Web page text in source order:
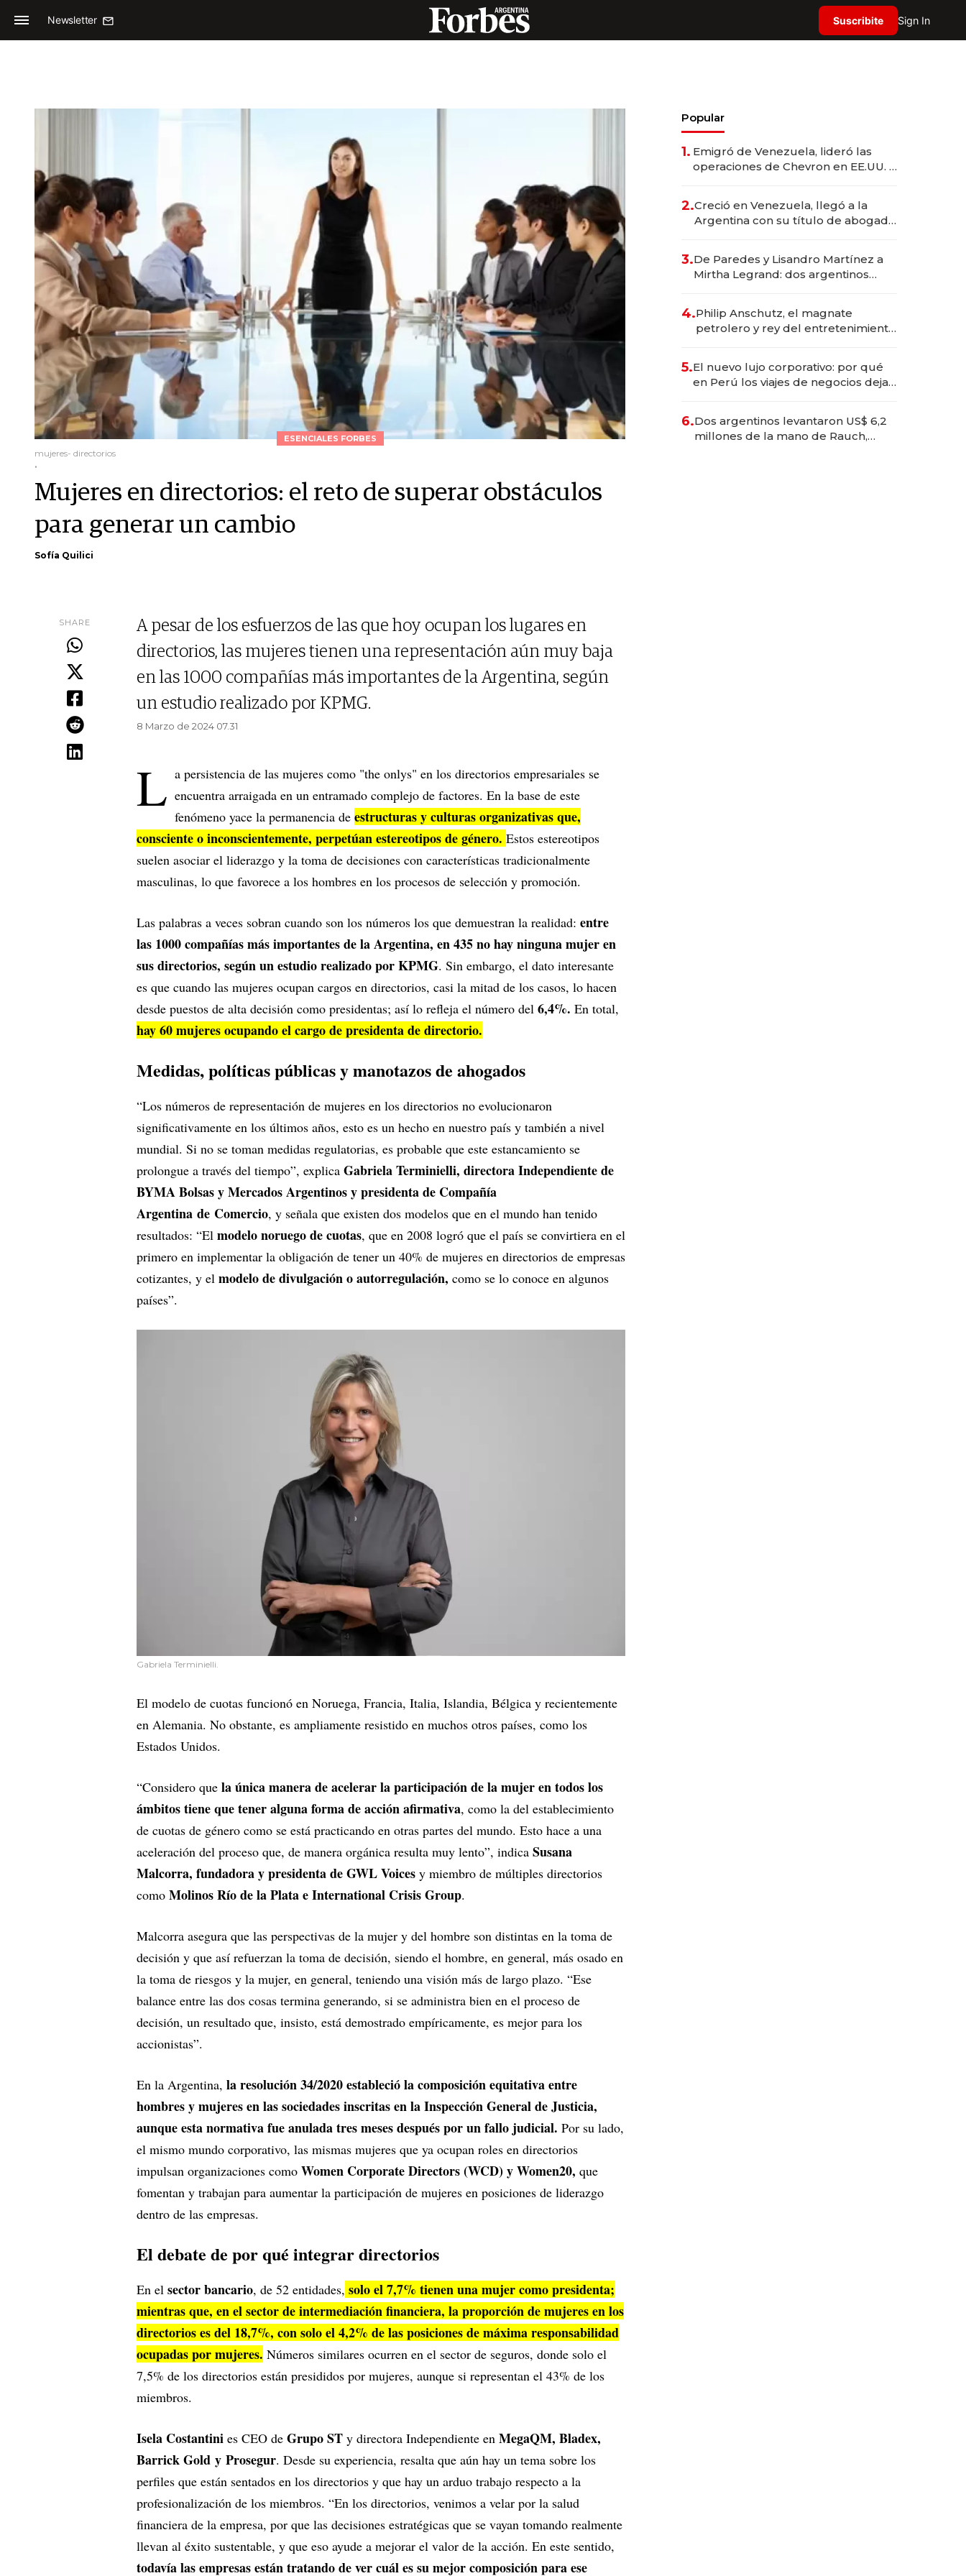
Newsletter Suscribite Sign In
ESENCIALES FORBES
mujeres- directorios
.
Mujeres en directorios: el reto de superar obstáculos
para generar un cambio
Sofía Quilici
SHARE
A pesar de los esfuerzos de las que hoy ocupan los lugares en
directorios, las mujeres tienen una representación aún muy baja
en las 1000 compañías más importantes de la Argentina, según
un estudio realizado por KPMG.
8 Marzo de 2024 07.31
L a persistencia de las mujeres como "the onlys" en los directorios empresariales se
encuentra arraigada en un entramado complejo de factores. En la base de este
fenómeno yace la permanencia de estructuras y culturas organizativas que,
consciente o inconscientemente, perpetúan estereotipos de género. Estos estereotipos
suelen asociar el liderazgo y la toma de decisiones con características tradicionalmente
masculinas, lo que favorece a los hombres en los procesos de selección y promoción.
Las palabras a veces sobran cuando son los números los que demuestran la realidad: entre
las 1000 compañías más importantes de la Argentina, en 435 no hay ninguna mujer en
sus directorios, según un estudio realizado por KPMG. Sin embargo, el dato interesante
es que cuando las mujeres ocupan cargos en directorios, casi la mitad de los casos, lo hacen
desde puestos de alta decisión como presidentas; así lo refleja el número del 6,4%. En total,
hay 60 mujeres ocupando el cargo de presidenta de directorio.
Medidas, políticas públicas y manotazos de ahogados
“Los números de representación de mujeres en los directorios no evolucionaron
significativamente en los últimos años, esto es un hecho en nuestro país y también a nivel
mundial. Si no se toman medidas regulatorias, es probable que este estancamiento se
prolongue a través del tiempo”, explica Gabriela Terminielli, directora Independiente de
BYMA Bolsas y Mercados Argentinos y presidenta de Compañía
Argentina de Comercio, y señala que existen dos modelos que en el mundo han tenido
resultados: “El modelo noruego de cuotas, que en 2008 logró que el país se convirtiera en el
primero en implementar la obligación de tener un 40% de mujeres en directorios de empresas
cotizantes, y el modelo de divulgación o autorregulación, como se lo conoce en algunos
países”.
Gabriela Terminielli.
El modelo de cuotas funcionó en Noruega, Francia, Italia, Islandia, Bélgica y recientemente
en Alemania. No obstante, es ampliamente resistido en muchos otros países, como los
Estados Unidos.
“Considero que la única manera de acelerar la participación de la mujer en todos los
ámbitos tiene que tener alguna forma de acción afirmativa, como la del establecimiento
de cuotas de género como se está practicando en otras partes del mundo. Esto hace a una
aceleración del proceso que, de manera orgánica resulta muy lento”, indica Susana
Malcorra, fundadora y presidenta de GWL Voices y miembro de múltiples directorios
como Molinos Río de la Plata e International Crisis Group.
Malcorra asegura que las perspectivas de la mujer y del hombre son distintas en la toma de
decisión y que así refuerzan la toma de decisión, siendo el hombre, en general, más osado en
la toma de riesgos y la mujer, en general, teniendo una visión más de largo plazo. “Ese
balance entre las dos cosas termina generando, si se administra bien en el proceso de
decisión, un resultado que, insisto, está demostrado empíricamente, es mejor para los
accionistas”.
En la Argentina, la resolución 34/2020 estableció la composición equitativa entre
hombres y mujeres en las sociedades inscritas en la Inspección General de Justicia,
aunque esta normativa fue anulada tres meses después por un fallo judicial. Por su lado,
el mismo mundo corporativo, las mismas mujeres que ya ocupan roles en directorios
impulsan organizaciones como Women Corporate Directors (WCD) y Women20, que
fomentan y trabajan para aumentar la participación de mujeres en posiciones de liderazgo
dentro de las empresas.
El debate de por qué integrar directorios
En el sector bancario, de 52 entidades, solo el 7,7% tienen una mujer como presidenta;
mientras que, en el sector de intermediación financiera, la proporción de mujeres en los
directorios es del 18,7%, con solo el 4,2% de las posiciones de máxima responsabilidad
ocupadas por mujeres. Números similares ocurren en el sector de seguros, donde solo el
7,5% de los directorios están presididos por mujeres, aunque si representan el 43% de los
miembros.
Isela Costantini es CEO de Grupo ST y directora Independiente en MegaQM, Bladex,
Barrick Gold y Prosegur. Desde su experiencia, resalta que aún hay un tema sobre los
perfiles que están sentados en los directorios y que hay un arduo trabajo respecto a la
profesionalización de los miembros. “En los directorios, venimos a velar por la salud
financiera de la empresa, por que las decisiones estratégicas que se vayan tomando realmente
llevan al éxito sustentable, y que eso ayude a mejorar el valor de la acción. En este sentido,
todavía las empresas están tratando de ver cuál es su mejor composición para ese
Popular
1. Emigró de Venezuela, lideró las
operaciones de Chevron en EE.UU. y
2.Creció en Venezuela, llegó a la
Argentina con su título de abogado
marcas "fast premium"
3.De Paredes y Lisandro Martínez a
Mirtha Legrand: dos argentinos
4.Philip Anschutz, el magnate
petrolero y rey del entretenimiento
5.El nuevo lujo corporativo: por qué
en Perú los viajes de negocios dejan
en experiencias transformadoras
6.Dos argentinos levantaron US$ 6,2
millones de la mano de Rauch,